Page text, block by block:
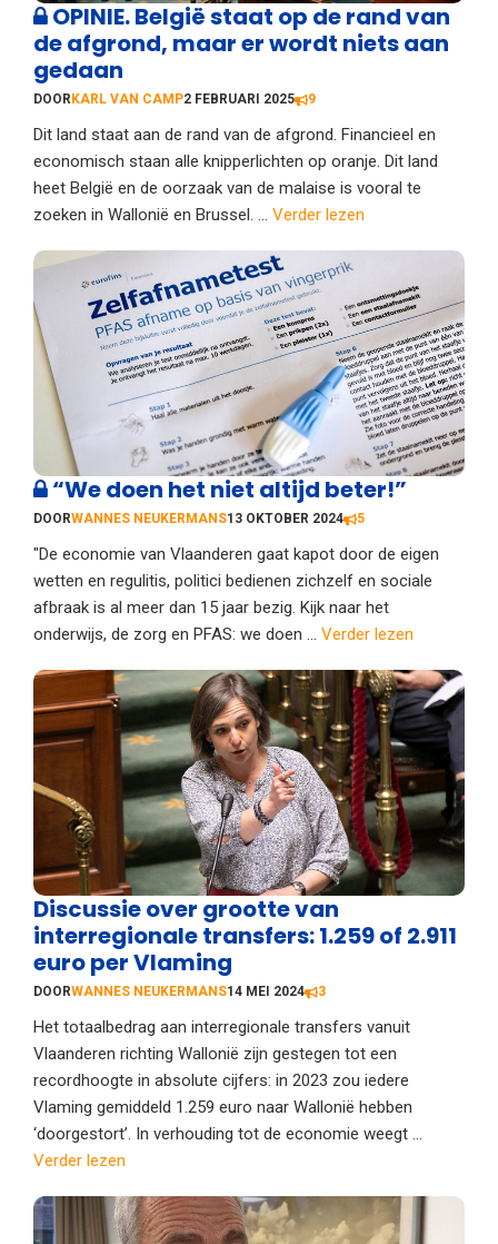
OPINIE. België staat op de rand van
de afgrond, maar er wordt niets aan
gedaan
DOOR KARL VAN CAMP2 FEBRUARI 2025 9
Dit land staat aan de rand van de afgrond. Financieel en
economisch staan alle knipperlichten op oranje. Dit land
heet België en de oorzaak van de malaise is vooral te
zoeken in Wallonië en Brussel. ... Verder lezen
“We doen het niet altijd beter!”
DOORWANNES NEUKERMANS13 OKTOBER 2024 5
"De economie van Vlaanderen gaat kapot door de eigen
wetten en regulitis, politici bedienen zichzelf en sociale
afbraak is al meer dan 15 jaar bezig. Kijk naar het
onderwijs, de zorg en PFAS: we doen ... Verder lezen
Discussie over grootte van
interregionale transfers: 1.259 of 2.911
euro per Vlaming
DOORWANNES NEUKERMANS14 MEI 2024 3
Het totaalbedrag aan interregionale transfers vanuit
Vlaanderen richting Wallonië zijn gestegen tot een
recordhoogte in absolute cijfers: in 2023 zou iedere
Vlaming gemiddeld 1.259 euro naar Wallonië hebben
‘doorgestort’. In verhouding tot de economie weegt ...
Verder lezen